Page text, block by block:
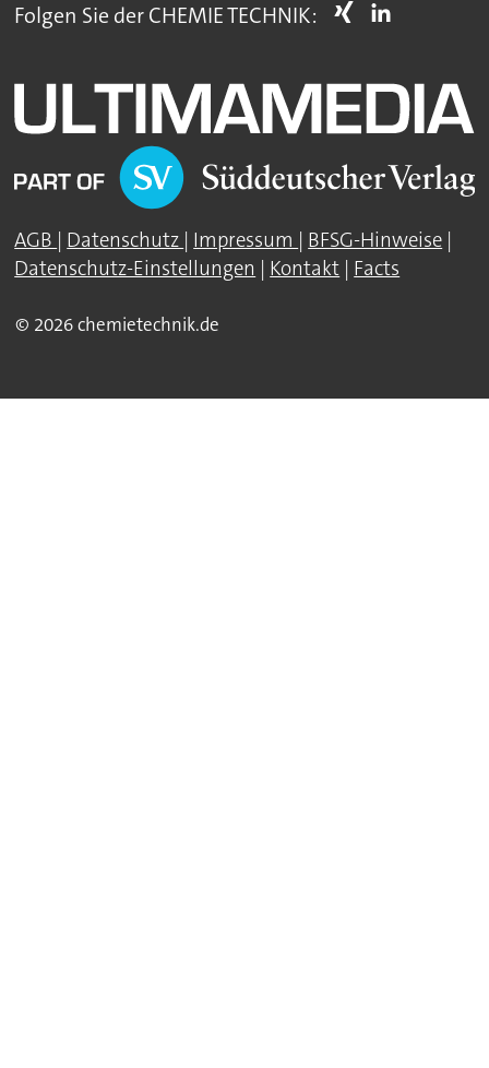
Folgen Sie der CHEMIE TECHNIK:
AGB | Datenschutz | Impressum | BFSG-Hinweise |
Datenschutz-Einstellungen | Kontakt | Facts
© 2026 chemietechnik.de